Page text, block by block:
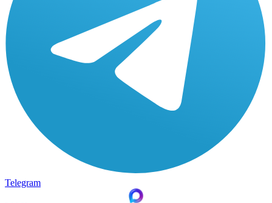
Telegram